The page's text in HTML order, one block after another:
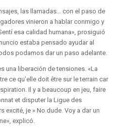
las llamadas… con el paso de
vinieron a hablar conmigo y
esa calidad humana», prosiguió
estaba pensado ayudar al
podamos dar un paso adelante.
una liberación de tensiones. «La
ce qu’elle doit être sur le terrain car
Il y a beaucoup en jeu, faire
et disputer la Ligue des
excité, je » No dude. Voy a dar un
explicó.